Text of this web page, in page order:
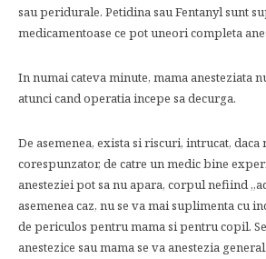
sau peridurale. Petidina sau Fentanyl sunt
medicamentoase ce pot uneori completa
In numai cateva minute, mama anesteziata
atunci cand operatia incepe sa decurga.
De asemenea, exista si riscuri, intrucat,
corespunzator, de catre un medic bine
anesteziei pot sa nu apara, corpul nefiind
asemenea caz, nu se va mai suplimenta cu
de periculos pentru mama si pentru copil.
anestezice sau mama se va anestezia